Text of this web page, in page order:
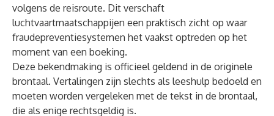
volgens de reisroute. Dit verschaft
luchtvaartmaatschappijen een praktisch zicht op waar
fraudepreventiesystemen het vaakst optreden op het
moment van een boeking.
Deze bekendmaking is officieel geldend in de originele
brontaal. Vertalingen zijn slechts als leeshulp bedoeld en
moeten worden vergeleken met de tekst in de brontaal,
die als enige rechtsgeldig is.